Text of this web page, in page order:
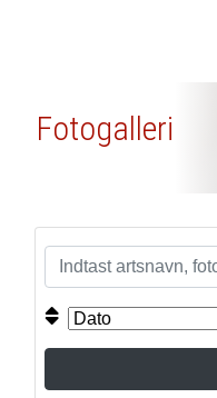
Fotogalleri